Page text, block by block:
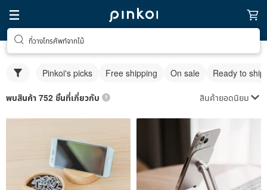
ที่วางโทรศัพท์จากไม้
Pinkoi's picks Free shipping On sale Ready to ship
พบสินค้า 752 ชิ้นที่เกี่ยวกับ สินค้ายอดนิยม